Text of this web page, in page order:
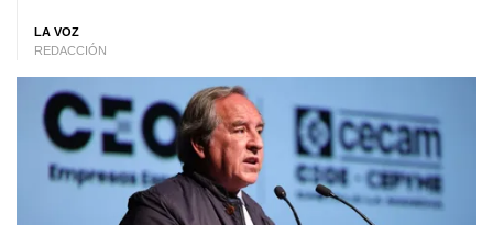
LA VOZ
REDACCIÓN